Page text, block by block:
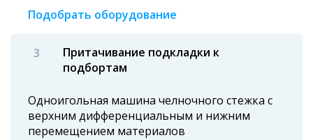
Подобрать оборудование
Притачивание подкладки к
подбортам
Одноигольная машина челночного стежка с
верхним дифференциальным и нижним
перемещением материалов